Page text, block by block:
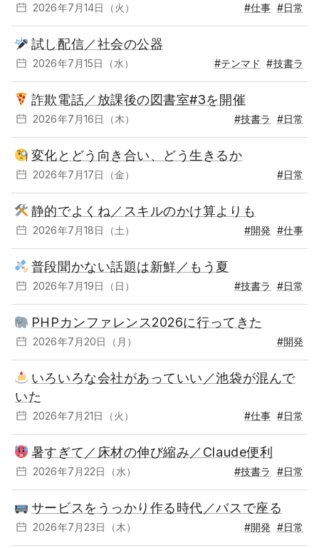
2026年7月14日（火） #仕事 #日常
試し配信／社会の公器
2026年7月15日（水） #テンマド #技書ラ
詐欺電話／放課後の図書室#3を開催
2026年7月16日（木） #技書ラ #日常
変化とどう向き合い、どう生きるか
2026年7月17日（金） #日常
静的でよくね／スキルのかけ算よりも
2026年7月18日（土） #開発 #仕事
普段聞かない話題は新鮮／もう夏
2026年7月19日（日） #技書ラ #日常
PHPカンファレンス2026に行ってきた
2026年7月20日（月） #開発
いろいろな会社があっていい／池袋が混んで
いた
2026年7月21日（火） #仕事 #日常
暑すぎて／床材の伸び縮み／Claude便利
2026年7月22日（水） #技書ラ #日常
サービスをうっかり作る時代／バスで座る
2026年7月23日（木） #開発 #日常